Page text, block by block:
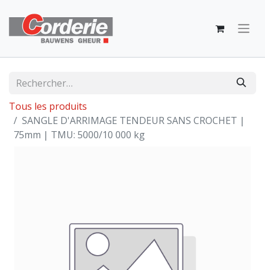
Tous les produits
SANGLE D'ARRIMAGE TENDEUR SANS CROCHET |
75mm | TMU: 5000/10 000 kg